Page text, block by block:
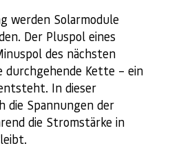
werden Solarmodule
Der Pluspol eines
des nächsten
durchgehende Kette – ein
In dieser
die Spannungen der
die Stromstärke in